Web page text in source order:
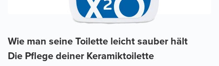
Wie man seine Toilette leicht sauber hält
Die Pflege deiner Keramiktoilette